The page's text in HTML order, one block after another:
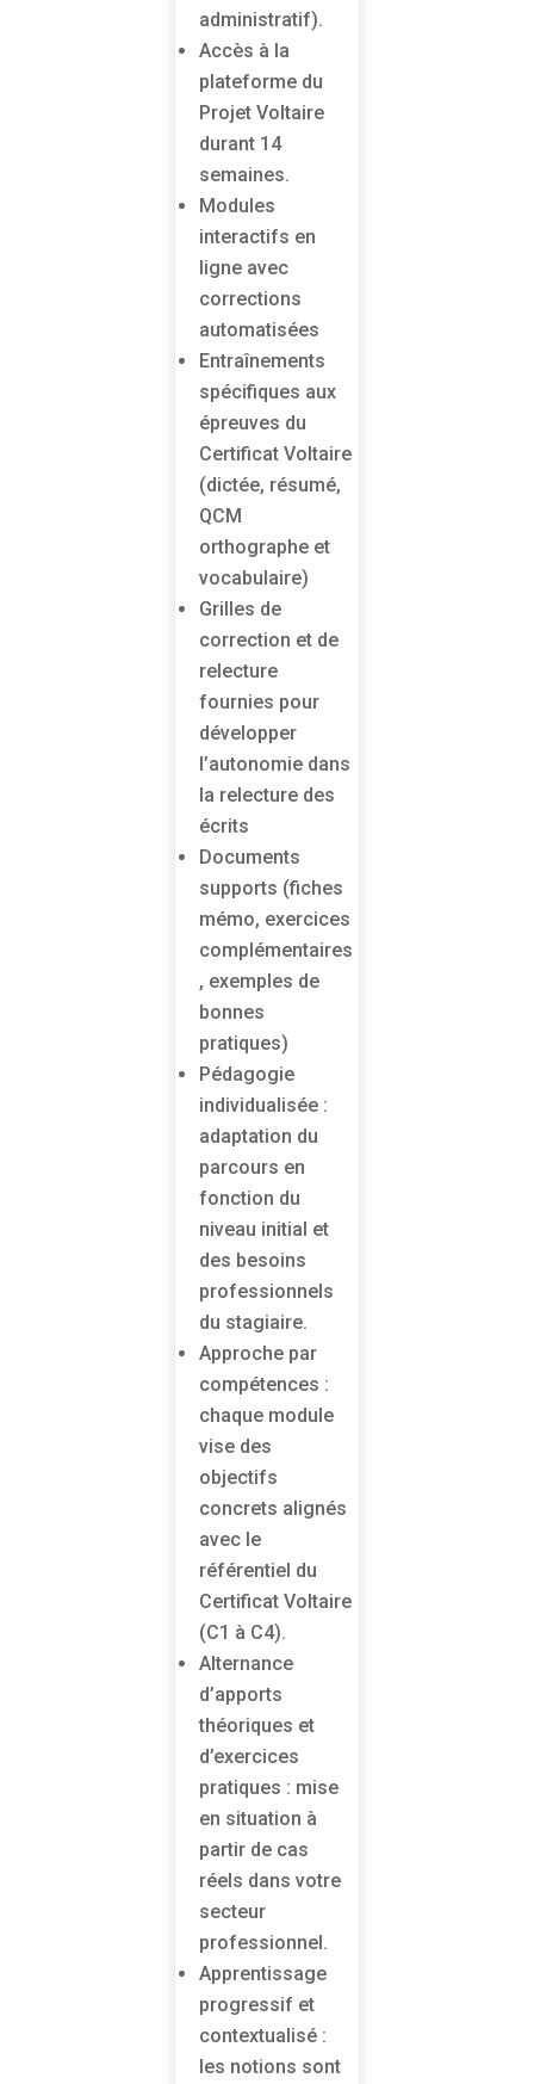
administratif).
Accès à la
plateforme du
Projet Voltaire
durant 14
semaines.
Modules
interactifs en
ligne avec
corrections
automatisées
Entraînements
spécifiques aux
épreuves du
Certificat Voltaire
(dictée, résumé,
QCM
orthographe et
vocabulaire)
Grilles de
correction et de
relecture
fournies pour
développer
l’autonomie dans
la relecture des
écrits
Documents
supports (fiches
mémo, exercices
complémentaires
, exemples de
bonnes
pratiques)
Pédagogie
individualisée :
adaptation du
parcours en
fonction du
niveau initial et
des besoins
professionnels
du stagiaire.
Approche par
compétences :
chaque module
vise des
objectifs
concrets alignés
avec le
référentiel du
Certificat Voltaire
(C1 à C4).
Alternance
d’apports
théoriques et
d’exercices
pratiques : mise
en situation à
partir de cas
réels dans votre
secteur
professionnel.
Apprentissage
progressif et
contextualisé :
les notions sont